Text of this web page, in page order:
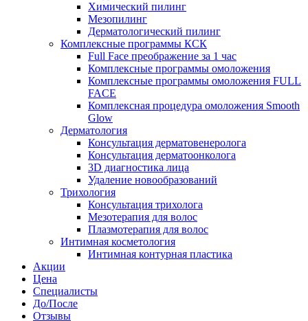
Химический пилинг
Мезопилинг
Дерматологический пилинг
Комплексные программы КСК
Full Face преображение за 1 час
Комплексные программы омоложения
Комплексные программы омоложения FULL
FACE
Комплексная процедура омоложения Smooth
Glow
Дерматология
Консультация дерматовенеролога
Консультация дерматоонколога
3D диагностика лица
Удаление новообразований
Трихология
Консультация трихолога
Мезотерапия для волос
Плазмотерапия для волос
Интимная косметология
Интимная контурная пластика
Акции
Цена
Специалисты
До/После
Отзывы